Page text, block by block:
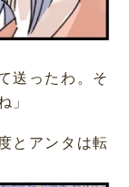
送ったわ。そ
」
とアンタは転